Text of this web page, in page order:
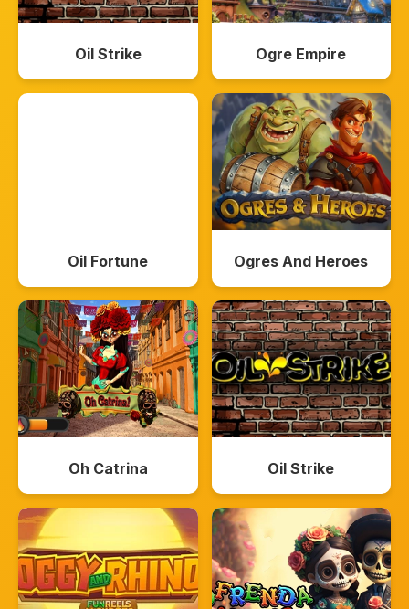
Oil Strike Ogre Empire
Oil Fortune Ogres And Heroes
Oh Catrina Oil Strike